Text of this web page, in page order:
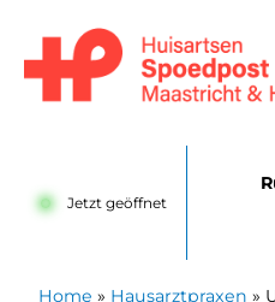
Jetzt geöffnet
Home » Hausarztpraxen »